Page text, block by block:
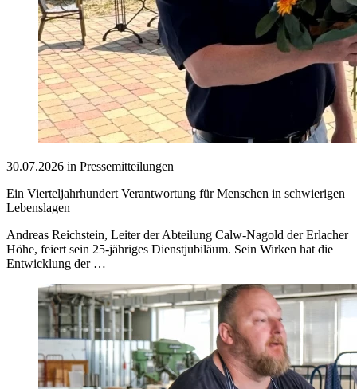
30.07.2026 in Pressemitteilungen
Ein Vierteljahrhundert Verantwortung für Menschen in schwierigen
Lebenslagen
Andreas Reichstein, Leiter der Abteilung Calw-Nagold der Erlacher
Höhe, feiert sein 25-jähriges Dienstjubiläum. Sein Wirken hat die
Entwicklung der …